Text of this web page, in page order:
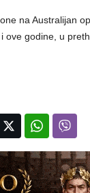
na Australijan
ove godine, u